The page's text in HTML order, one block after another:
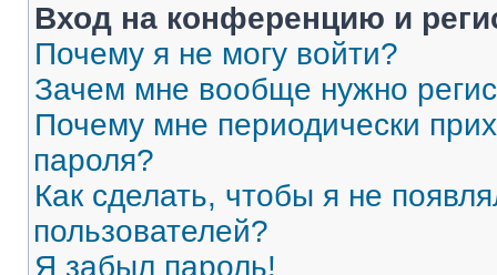
Вход на конференцию и
Почему я не могу войти?
Зачем мне вообще нужно
Почему мне периодически
пароля?
Как сделать, чтобы я не
пользователей?
Я забыл пароль!